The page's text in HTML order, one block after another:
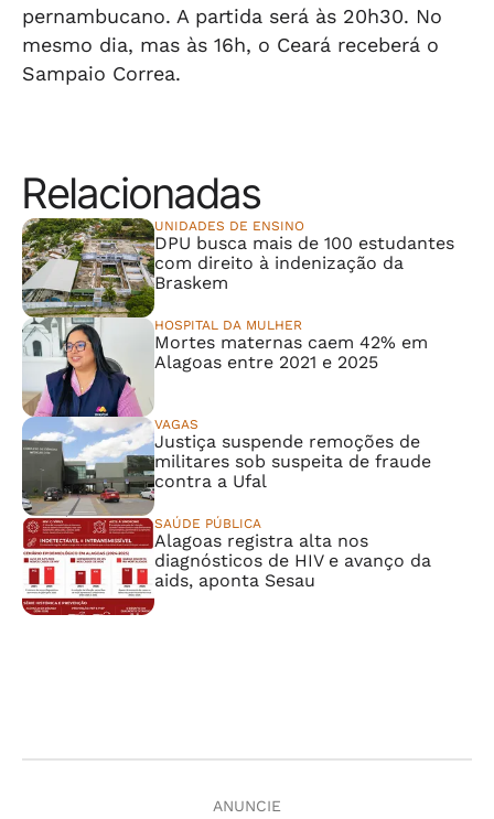
pernambucano. A partida será às 20h30. No
mesmo dia, mas às 16h, o Ceará receberá o
Sampaio Correa.
Relacionadas
UNIDADES DE ENSINO
DPU busca mais de 100 estudantes
com direito à indenização da
Braskem
HOSPITAL DA MULHER
Mortes maternas caem 42% em
Alagoas entre 2021 e 2025
VAGAS
Justiça suspende remoções de
militares sob suspeita de fraude
contra a Ufal
SAÚDE PÚBLICA
Alagoas registra alta nos
diagnósticos de HIV e avanço da
aids, aponta Sesau
ANUNCIE